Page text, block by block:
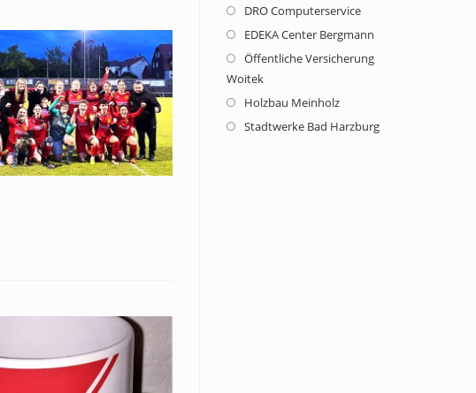
DRO ComputerserviceOpens
in
a
EDEKA Center Bergmann
in
tab
Öffentliche Versicherung
Woitek
Holzbau MeinholzOpens
in
Stadtwerke Bad HarzburgOpens